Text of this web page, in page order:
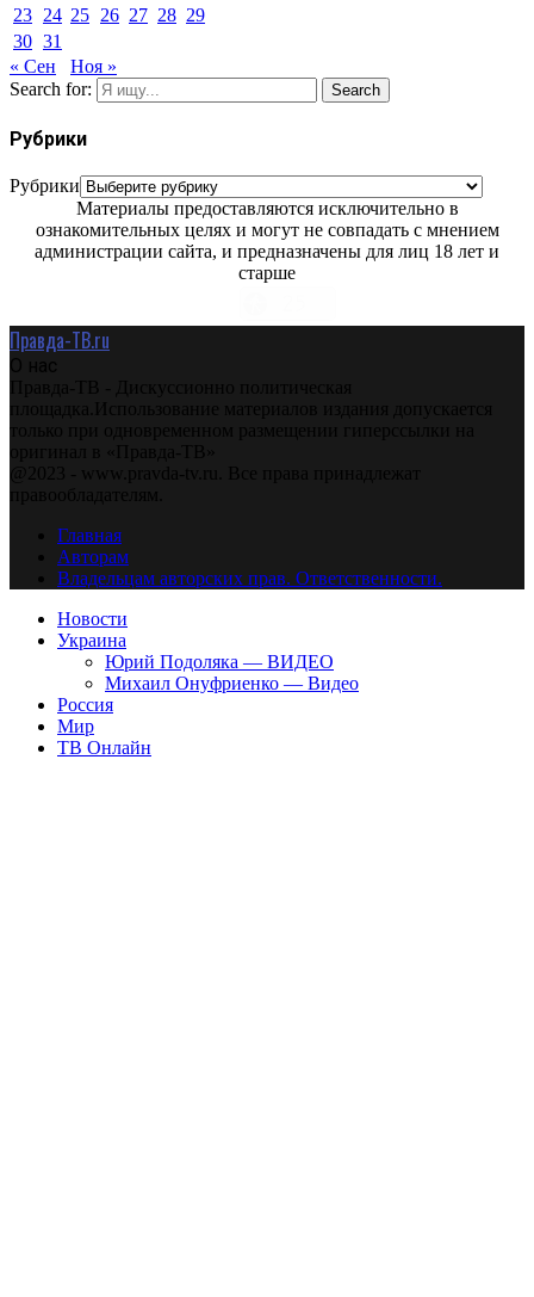
23 24 25 26 27 28 29
30 31
« Сен
Ноя »
Search for:
Search
Рубрики
Рубрики
Материалы предоставляются исключительно в
ознакомительных целях и могут не совпадать с мнением
администрации сайта, и предназначены для лиц 18 лет и
старше
Правда-ТВ.ru
О нас
Правда-ТВ - Дискуссионно политическая
площадка.Использование материалов издания допускается
только при одновременном размещении гиперссылки на
оригинал в «Правда-ТВ»
@2023 - www.pravda-tv.ru. Все права принадлежат
правообладателям.
Главная
Авторам
Владельцам авторских прав. Ответственности.
Новости
Украина
Юрий Подоляка — ВИДЕО
Михаил Онуфриенко — Видео
Россия
Мир
ТВ Онлайн